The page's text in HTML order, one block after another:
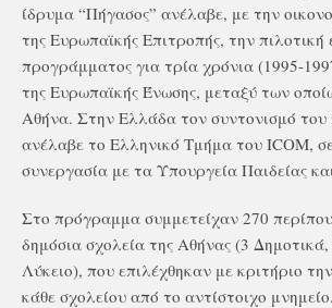
ίδρυμα “Πήγασος” ανέλαβε, με την
της Ευρωπαϊκής Επιτροπής, την
προγράμματος για τρία χρόνια (1995-
της Ευρωπαϊκής Ένωσης, μεταξύ των
Αθήνα. Στην Ελλάδα τον συντονισμό
ανέλαβε το Ελληνικό Τμήμα του ICOM,
συνεργασία με τα Υπουργεία Παιδείας
Στο πρόγραμμα συμμετείχαν 270
δημόσια σχολεία της Αθήνας (3
Λύκειο), που επιλέχθηκαν με κριτήριο
κάθε σχολείου από το αντίστοιχο μνημείο.